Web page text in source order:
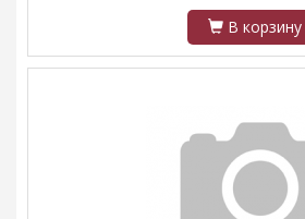
В корзину